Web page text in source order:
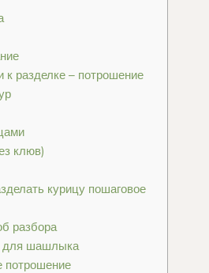
к разделке – потрошение
клюв)
курицу пошаговое
разбора
для шашлыка
потрошение